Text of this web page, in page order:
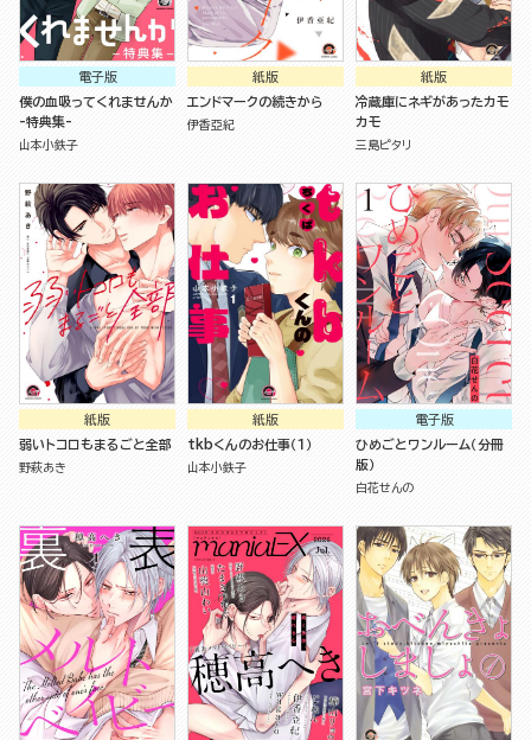
電子版
僕の血吸ってくれませんか
-特典集-
山本小鉄子
紙版
エンドマークの続きから
伊香亞紀
紙版
冷蔵庫にネギがあったカモ
カモ
三島ピタリ
紙版
弱いトコロもまるごと全部
野萩あき
紙版
tkbくんのお仕事（１）
山本小鉄子
電子版
ひめごとワンルーム（分冊
版）
白花せんの